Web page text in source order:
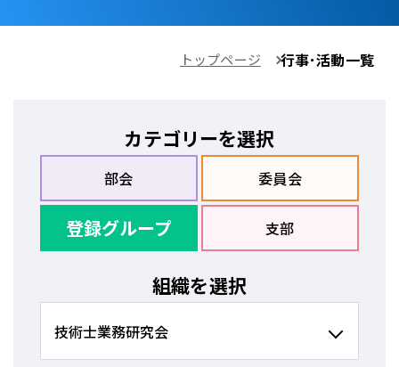
トップページ 行事･活動一覧
カテゴリーを選択
部会 委員会
登録グループ 支部
組織を選択